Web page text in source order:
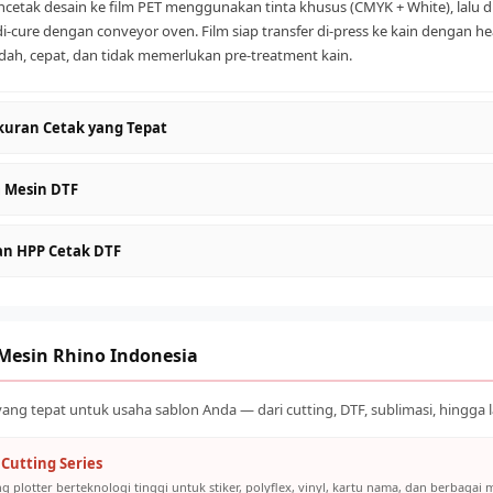
desain ke film PET menggunakan tinta khusus (CMYK + White), lalu
cure dengan conveyor oven. Film siap transfer di-press ke kain dengan
cepat, dan tidak memerlukan pre-treatment kain.
Cetak yang Tepat
order harian yang ditargetkan
DTF
original atau yang direkomendasikan supplier untuk mencegah clogging
oven secara berkala untuk suhu cure yang konsisten
HPP Cetak DTF
tergantung ukuran dan desain.
Rhino Indonesia
tepat untuk usaha sablon Anda — dari cutting, DTF, sublimasi, hingga
Series
plotter berteknologi tinggi untuk stiker, polyflex, vinyl, kartu nama, dan berbagai